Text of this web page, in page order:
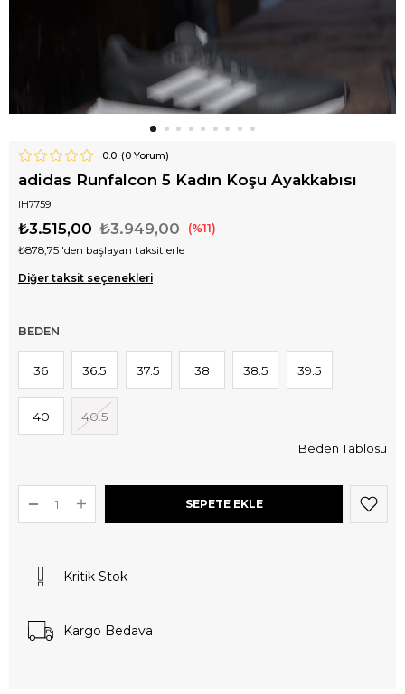
0.0 (0Yorum)
adidas Runfalcon 5 Kadın Koşu Ayakkabısı
IH7759
₺3.949,00
₺3.515,00 11
₺878,75 'den başlayan taksitlerle
Diğer taksit seçenekleri
BEDEN
36 36.5 37.5 38 38.5 39.5
40 40.5
Beden Tablosu
Kritik Stok
Kargo Bedava